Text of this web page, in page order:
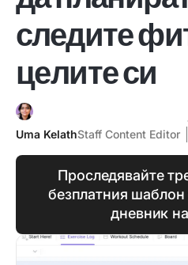
следите
целите си
Uma KelathStaff Content Editor
Проследявайте
безплатния
дневник